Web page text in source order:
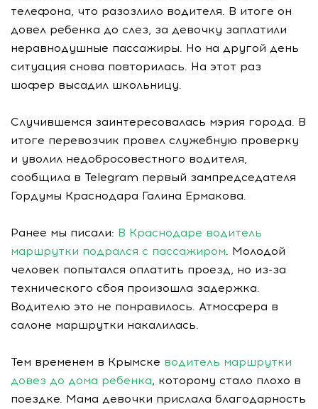
телефона, что разозлило водителя. В итоге он
довел ребенка до слез, за девочку заплатили
неравнодушные пассажиры. Но на другой день
ситуация снова повторилась. На этот раз
шофер высадил школьницу.
Случившемся заинтересовалась мэрия города. В
итоге перевозчик провел служебную проверку
и уволил недобросовестного водителя,
сообщила в Telegram первый зампредседателя
Гордумы Краснодара Галина Ермакова.
Ранее мы писали: В Краснодаре водитель
маршрутки подрался с пассажиром. Молодой
человек попытался оплатить проезд, но из-за
технического сбоя произошла задержка.
Водителю это не понравилось. Атмосфера в
салоне маршрутки накалилась.
Тем временем в Крымске водитель маршрутки
довез до дома ребенка, которому стало плохо в
поездке. Мама девочки прислала благодарность